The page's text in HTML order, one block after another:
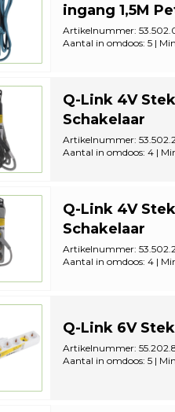
ingang 1,5M
Artikelnummer:
Aantal in omdoos: 5 |
Q-Link 4V
Schakelaar
Artikelnummer:
Aantal in omdoos: 4 |
Q-Link 4V
Schakelaar
Artikelnummer:
Aantal in omdoos: 4 |
Q-Link 6V
Artikelnummer:
Aantal in omdoos: 5 |